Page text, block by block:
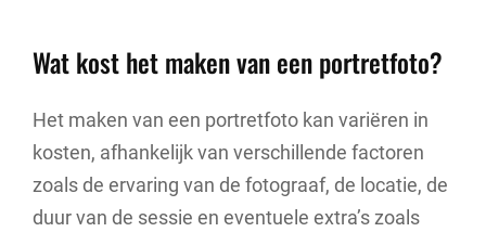
Wat kost het maken van een portretfoto?
Het maken van een portretfoto kan variëren in
kosten, afhankelijk van verschillende factoren
zoals de ervaring van de fotograaf, de locatie, de
duur van de sessie en eventuele extra’s zoals